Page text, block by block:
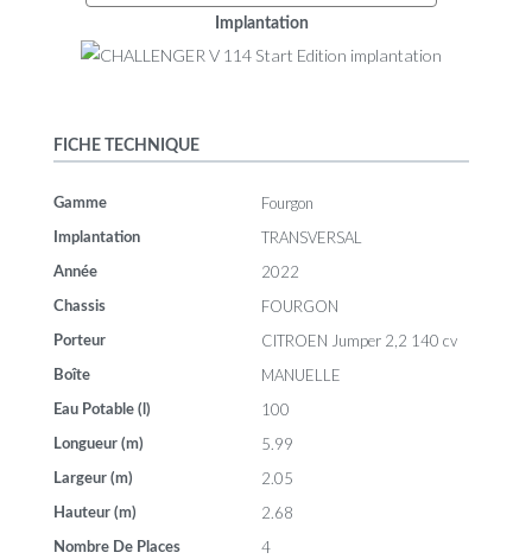
Implantation
FICHE TECHNIQUE
Gamme Fourgon
Implantation TRANSVERSAL
Année 2022
Chassis FOURGON
Porteur CITROEN Jumper 2,2 140 cv
Boîte MANUELLE
Eau Potable (l) 100
Longueur (m) 5.99
Largeur (m) 2.05
Hauteur (m) 2.68
Nombre De Places 4